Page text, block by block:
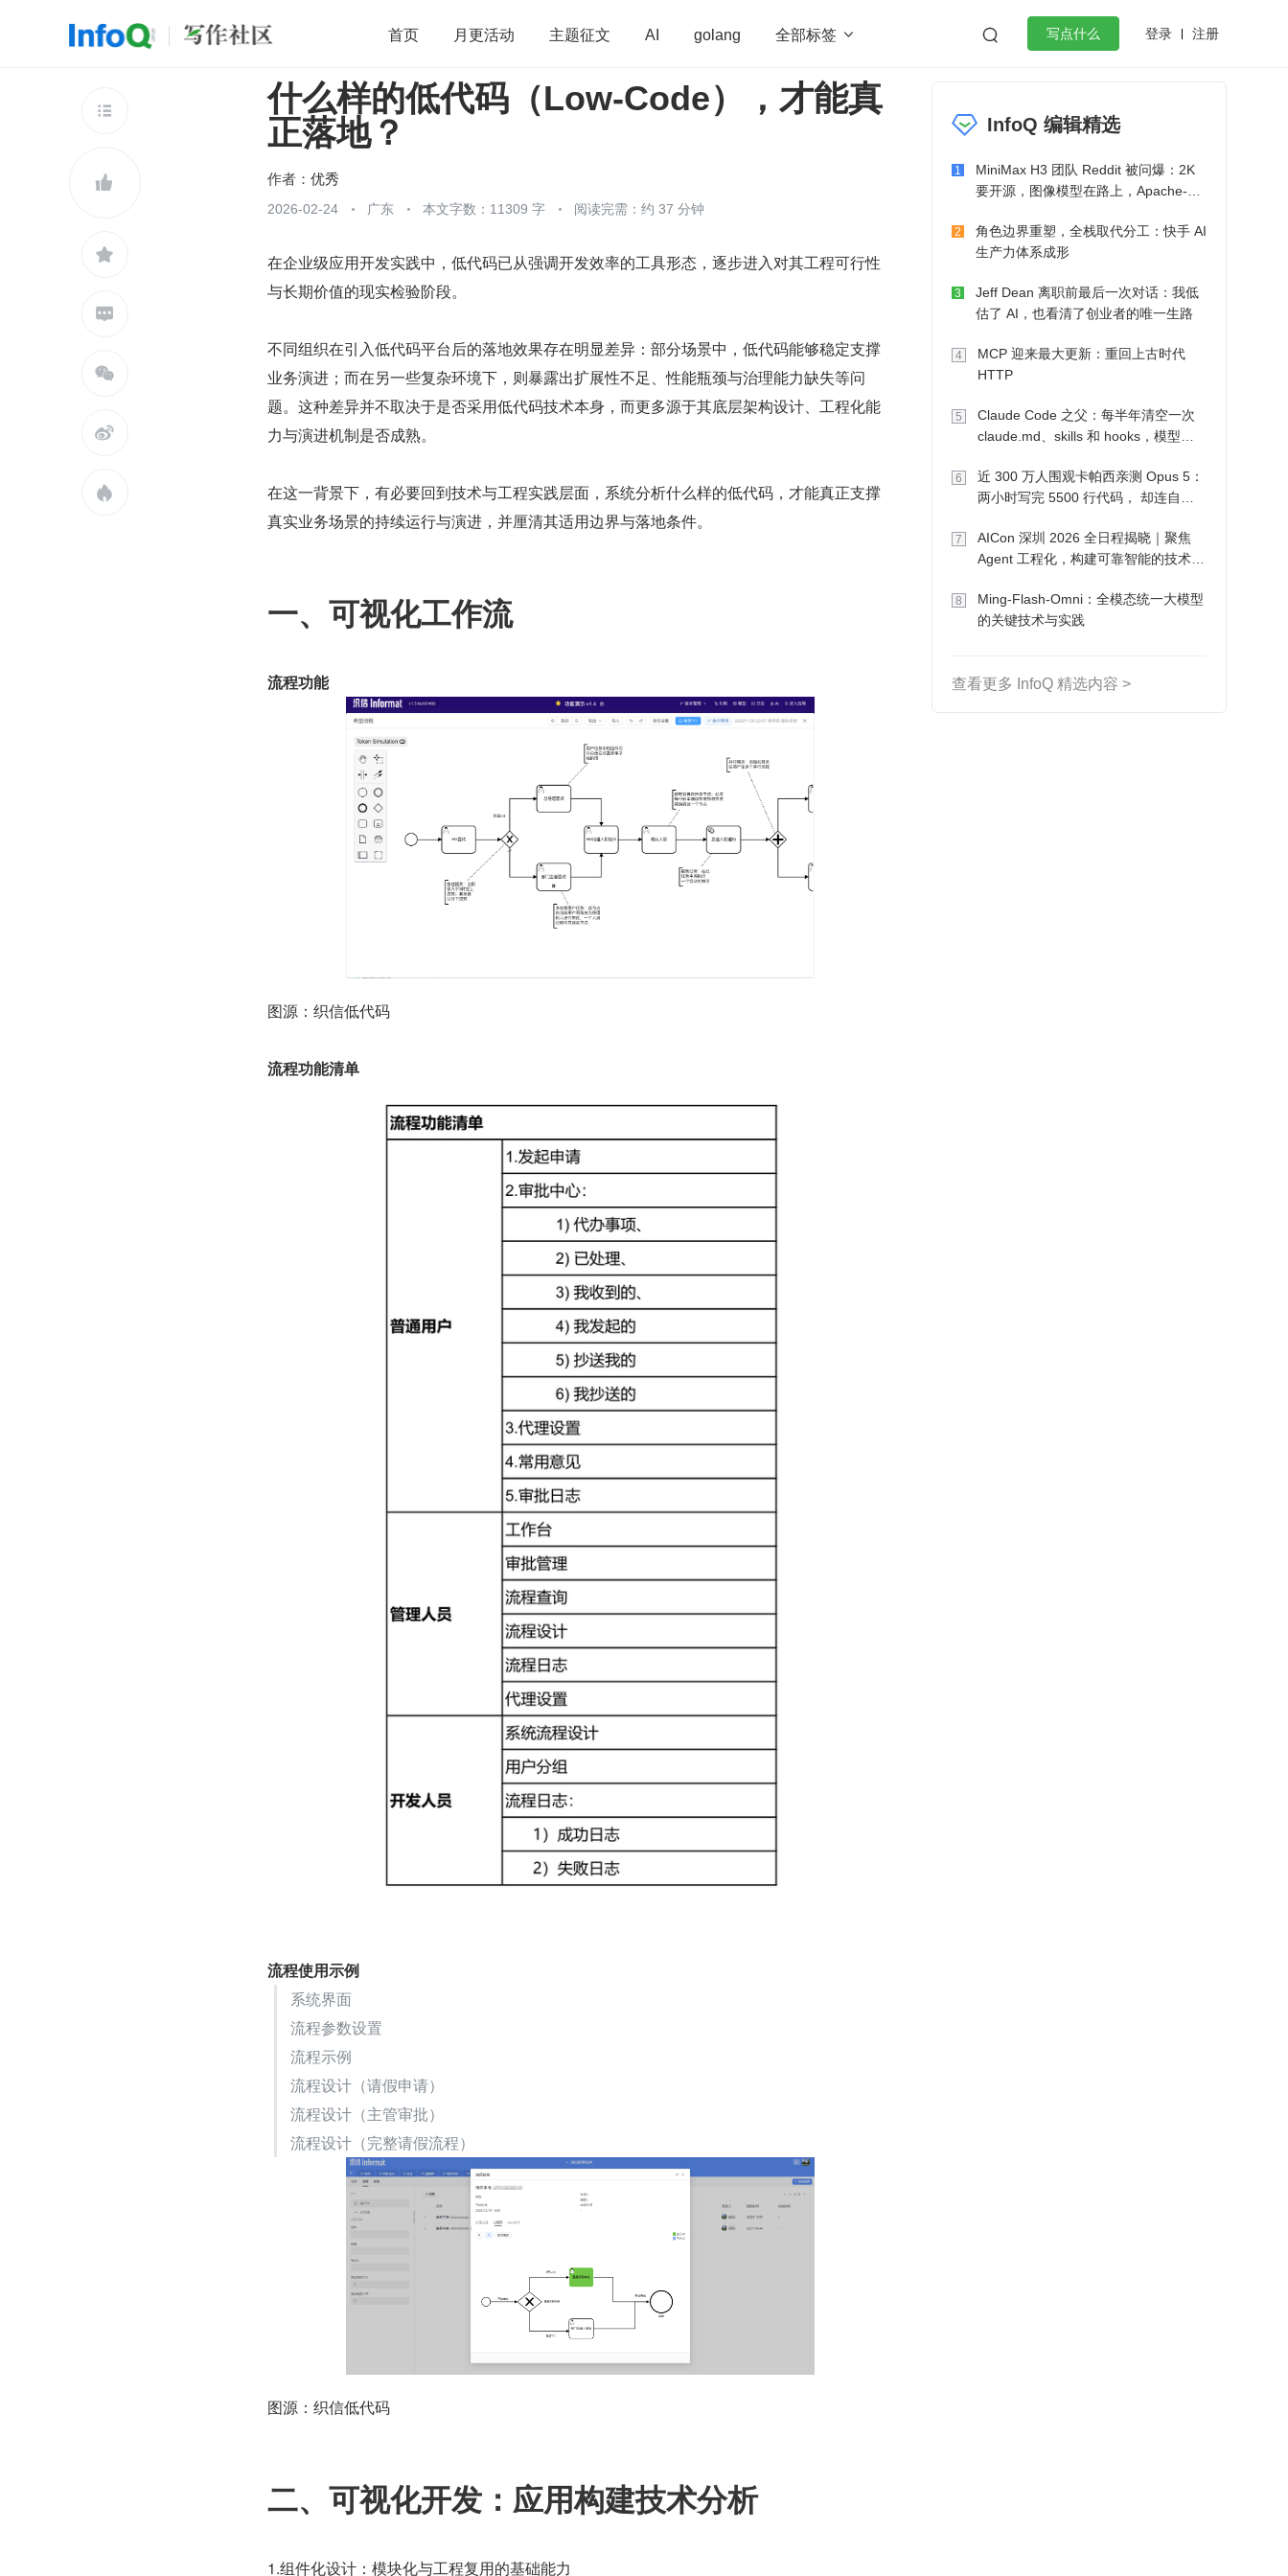
首页 月更活动 主题征文 AI golang 全部标签   写点什么 登录 注册
开源 架构 OpenHarmony 算法 学习方法 Web3.0 高效工作
团队管理 微服务架构 flutter
查看更多







什么样的低代码（Low-Code），才能真
正落地？
作者： 优秀
2026-02-24 广东 本文字数：11309 字 阅读完需：约 37 分钟
在企业级应用开发实践中，低代码已从强调开发效率的工具形态，逐步进入对其工程可行性
与长期价值的现实检验阶段。
不同组织在引入低代码平台后的落地效果存在明显差异：部分场景中，低代码能够稳定支撑
业务演进；而在另一些复杂环境下，则暴露出扩展性不足、性能瓶颈与治理能力缺失等问
题。这种差异并不取决于是否采用低代码技术本身，而更多源于其底层架构设计、工程化能
力与演进机制是否成熟。
在这一背景下，有必要回到技术与工程实践层面，系统分析什么样的低代码，才能真正支撑
真实业务场景的持续运行与演进，并厘清其适用边界与落地条件。
一、可视化工作流
流程功能
图源：织信低代码
流程功能清单
流程使用示例
系统界面
流程参数设置
流程示例
流程设计（请假申请）
流程设计（主管审批）
流程设计（完整请假流程）
图源：织信低代码
二、可视化开发：应用构建技术分析
1.组件化设计：模块化与工程复用的基础能力
InfoQ 编辑精选
1
MiniMax H3 团队 Reddit 被问爆：2K
要开源，图像模型在路上，Apache-2.0
2
角色边界重塑，全栈取代分工：快手 AI
生产力体系成形
3
Jeff Dean 离职前最后一次对话：我低
估了 AI，也看清了创业者的唯一生路
4
MCP 迎来最大更新：重回上古时代
HTTP
5
Claude Code 之父：每半年清空一次
claude.md、skills 和 hooks，模型自
6
近 300 万人围观卡帕西亲测 Opus 5：
两小时写完 5500 行代码， 却连自己
7
AICon 深圳 2026 全日程揭晓｜聚焦
Agent 工程化，构建可靠智能的技术路
8
Ming-Flash-Omni：全模态统一大模型
的关键技术与实践
查看更多 InfoQ 精选内容 >